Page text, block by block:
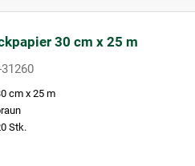
30 cm x 25 m
cm x 25 m
Stk.